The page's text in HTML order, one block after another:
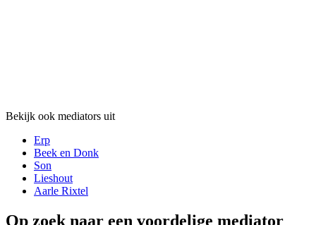
Bekijk ook mediators uit
Erp
Beek en Donk
Son
Lieshout
Aarle Rixtel
Op zoek naar een voordelige mediator